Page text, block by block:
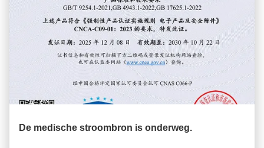
De medische stroombron is onderweg.